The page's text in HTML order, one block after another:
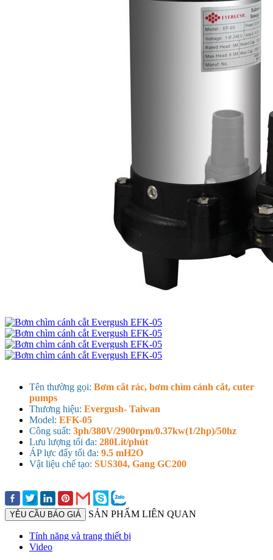
Tên thường gọi: Bơm cắt rác, bơm chìm cánh cắt, cuter
pumps
Thương hiệu: Evergush- Taiwan
Model: EFK-05
Công suất: 3ph/380V/2900rpm/0.37kw(1/2hp)/50hz
Lưu lượng tối đa: 280Lít/phút
ÁP lực đẩy tối đa: 9.5 mH2O
Vật liệu chế tạo: SUS304, Gang GC200
YÊU CẦU BÁO GIÁ SẢN PHẨM LIÊN QUAN
Tính năng và trang thiết bị
Video